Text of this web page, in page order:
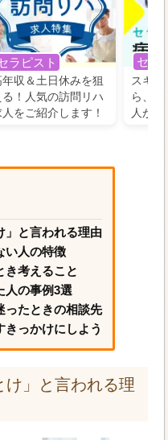
ラピスト
年収＆土日休みを狙
る！人気の訪問リハ
をご紹介します！
セラ
スキル
ら、
人が
」と言われる理由
い人の特徴
き考えること
人の事例3選
ったときの相談先
きっかけにしよう
」と言われる理